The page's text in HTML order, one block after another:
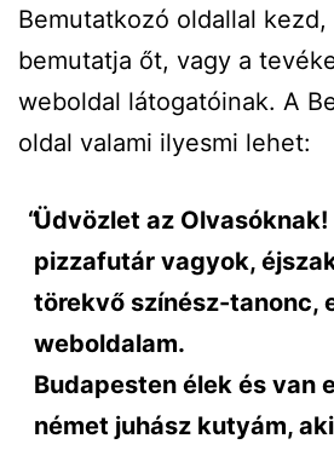
Bemutatkozó oldallal kezd,
bemutatja őt, vagy a
weboldal látogatóinak. A
oldal valami ilyesmi lehet:
Üdvözlet az
pizzafutár vagyok,
törekvő színész-tanonc,
weboldalam.
Budapesten élek és van
német juhász kutyám,